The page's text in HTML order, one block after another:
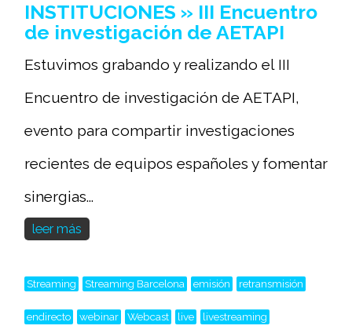
INSTITUCIONES » III Encuentro
de investigación de AETAPI
Estuvimos grabando y realizando el III
Encuentro de investigación de AETAPI,
evento para compartir investigaciones
recientes de equipos españoles y fomentar
sinergias...
leer más
Streaming Streaming Barcelona emisión retransmisión
endirecto webinar Webcast live livestreaming